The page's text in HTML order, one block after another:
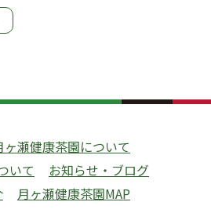
ヶ瀬健康茶園について
いて
お知らせ・ブログ
月ヶ瀬健康茶園MAP